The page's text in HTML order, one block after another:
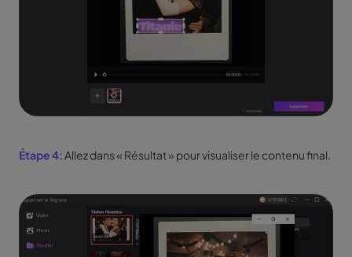
Étape 4:Allez dans « Résultat » pour visualiser le contenu final.